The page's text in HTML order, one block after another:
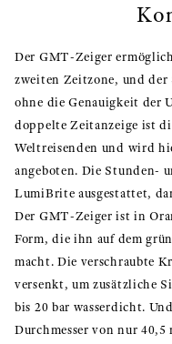
Der GMT-Zeiger
zweiten Zeitzone, und
ohne die Genauigkeit der
doppelte Zeitanzeige ist
Weltreisenden und wird
angeboten. Die Stunden-
LumiBrite ausgestattet,
Der GMT-Zeiger ist in
Form, die ihn auf dem
macht. Die verschraubte
versenkt, um zusätzliche
bis 20 bar wasserdicht.
Durchmesser von nur